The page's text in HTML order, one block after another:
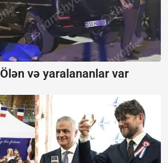
Ölən və yaralananlar var